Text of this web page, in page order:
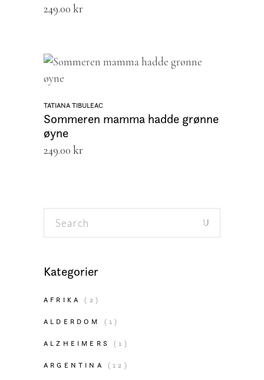
249.00 kr
LEGG I HANDLEKURV
TATIANA TIBULEAC
Sommeren mamma hadde grønne
øyne
249.00 kr
Kategorier
AFRIKA (2)
ALDERDOM (1)
ALZHEIMERS (1)
ARGENTINA (12)